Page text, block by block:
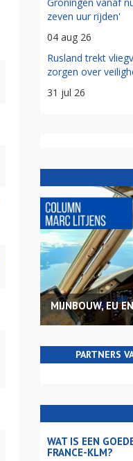
Groningen vanaf
zeven uur rijden'
04 aug 26
Rusland trekt
zorgen over
31 jul 26
MIJNBOUW, EU
PARTNERS
WAT IS EEN
FRANCE-KLM?